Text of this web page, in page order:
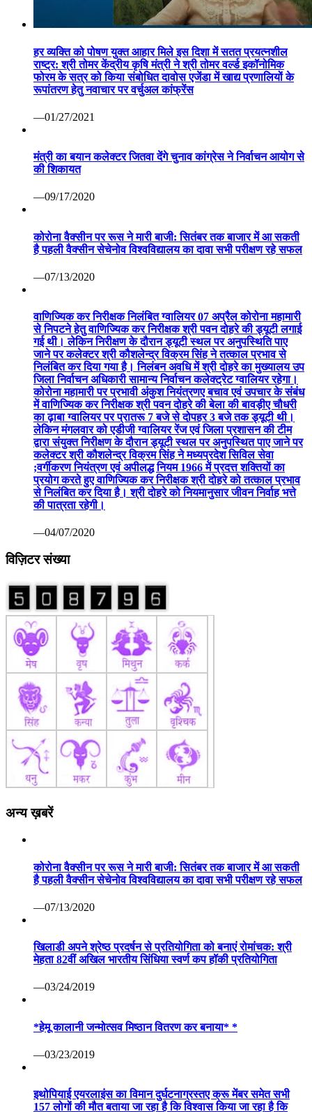
हर व्यक्ति को पोषण युक्त आहार मिले इस दिशा में सतत प्रयत्नशील
राष्ट्र: श्री तोमर केंद्रीय कृषि मंत्री ने श्री तोमर वर्ल्ड इकॉनोमिक
फोरम के सत्र को किया संबोधित दावोस एजेंडा में खाद्य प्रणालियों के
रूपांतरण हेतु नवाचार पर वर्चुअल कांफ्रेंस
—01/27/2021
मंत्री का बयान कलेक्टर जितवा देंगे चुनाव कांग्रेस ने निर्वाचन आयोग से
की शिकायत
—09/17/2020
कोरोना वैक्सीन पर रूस ने मारी बाजी: सितंबर तक बाजार में आ सकती
है पहली वैक्सीन सेचेनोव विश्वविद्यालय का दावा सभी परीक्षण रहे सफल
—07/13/2020
वाणिज्यिक कर निरीक्षक निलंबित ग्वालियर 07 अप्रैल कोरोना महामारी
से निपटने हेतु वाणिज्यिक कर निरीक्षक श्री पवन दोहरे की ड्यूटी लगाई
गई थी। लेकिन निरीक्षण के दौरान ड्यूटी स्थल पर अनुपस्थिति पाए
जाने पर कलेक्टर श्री कौशलेन्द्र विक्रम सिंह ने तत्काल प्रभाव से
निलंबित कर दिया गया है। निलंबन अवधि में श्री दोहरे का मुख्यालय उप
जिला निर्वाचन अधिकारी सामान्य निर्वाचन कलेक्ट्रेट ग्वालियर रहेगा।
कोरोना महामारी पर प्रभावी अंकुश नियंत्रणए बचाव एवं उपचार के संबंध
में वाणिज्यिक कर निरीक्षक श्री पवन दोहरे की बेला की बावड़ीए चौधरी
का ढ़ाबा ग्वालियर पर प्रातरू 7 बजे से दोपहर 3 बजे तक ड्यूटी थी।
लेकिन मंगलवार को एडीजी ग्वालियर रेंज एवं जिला प्रशासन की टीम
द्वारा संयुक्त निरीक्षण के दौरान ड्यूटी स्थल पर अनुपस्थित पाए जाने पर
कलेक्टर श्री कौशलेन्द्र विक्रम सिंह ने मध्यप्रदेश सिविल सेवा
;वर्गीकरण नियंत्रण एवं अपीलद्ध नियम 1966 में प्रदत्त शक्तियों का
प्रयोग करते हुए वाणिज्यिक कर निरीक्षक श्री दोहरे को तत्काल प्रभाव
से निलंबित कर दिया है। श्री दोहरे को नियमानुसार जीवन निर्वाह भत्ते
की पात्रता रहेगी।
—04/07/2020
विज़िटर संख्या
अन्य ख़बरें
कोरोना वैक्सीन पर रूस ने मारी बाजी: सितंबर तक बाजार में आ सकती
है पहली वैक्सीन सेचेनोव विश्वविद्यालय का दावा सभी परीक्षण रहे सफल
—07/13/2020
खिलाडी अपने श्रेष्ठ प्रदर्षन से प्रतियोगिता को बनाएं रोमांचक: श्री
मेहता 82वीं अखिल भारतीय सिंधिया स्वर्ण कप हॉकी प्रतियोगिता
—03/24/2019
*हेमू कालानी जन्मोत्सव मिष्ठान वितरण कर बनाया* *
—03/23/2019
इथोपियाई एयरलाइंस का विमान दुर्घटनाग्रस्तए क्रू मेंबर समेत सभी
157 लोगों की मौत बताया जा रहा है कि विश्वास किया जा रहा है कि